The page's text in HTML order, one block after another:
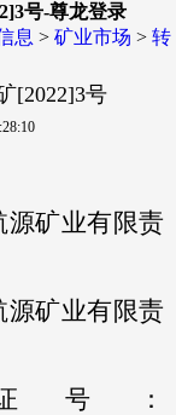
号-尊龙登录
息 > 矿业市场 > 转
[2022]3号
源矿业有限责
源矿业有限责
号：